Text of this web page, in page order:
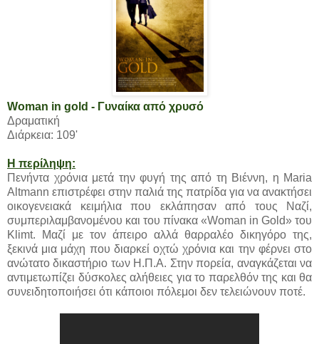
Woman in gold - Γυναίκα από χρυσό
Δραματική
Διάρκεια: 109'
Η περίληψη:
Πενήντα χρόνια μετά την φυγή της από τη Βιέννη, η Maria
Altmann επιστρέφει στην παλιά της πατρίδα για να ανακτήσει
οικογενειακά κειμήλια που εκλάπησαν από τους Ναζί,
συμπεριλαμβανομένου και του πίνακα «Woman in Gold» του
Klimt. Μαζί με τον άπειρο αλλά θαρραλέο δικηγόρο της,
ξεκινά μια μάχη που διαρκεί οχτώ χρόνια και την φέρνει στο
ανώτατο δικαστήριο των Η.Π.Α. Στην πορεία, αναγκάζεται να
αντιμετωπίζει δύσκολες αλήθειες για το παρελθόν της και θα
συνειδητοποιήσει ότι κάποιοι πόλεμοι δεν τελειώνουν ποτέ.